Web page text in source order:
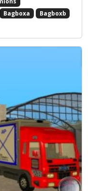
Bagboxa
Bagboxb